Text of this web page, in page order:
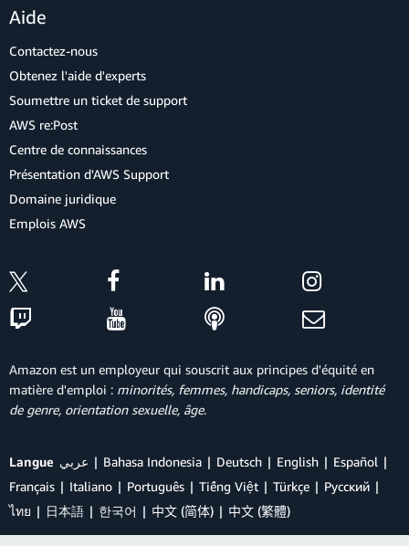
Aide
Contactez-nous
Obtenez l'aide d'experts
Soumettre un ticket de support
AWS re:Post
Centre de connaissances
Présentation d'AWS Support
Domaine juridique
Emplois AWS
Amazon est un employeur qui souscrit aux principes d'équité en
matière d'emploi : minorités, femmes, handicaps, seniors, identité
de genre, orientation sexuelle, âge.
Langue عربي Bahasa Indonesia Deutsch English
Español
Français
Italiano Português Tiếng Việt Türkçe
Ρусский
ไทย
日本語 한국어 中文 (简体) 中文 (繁體)